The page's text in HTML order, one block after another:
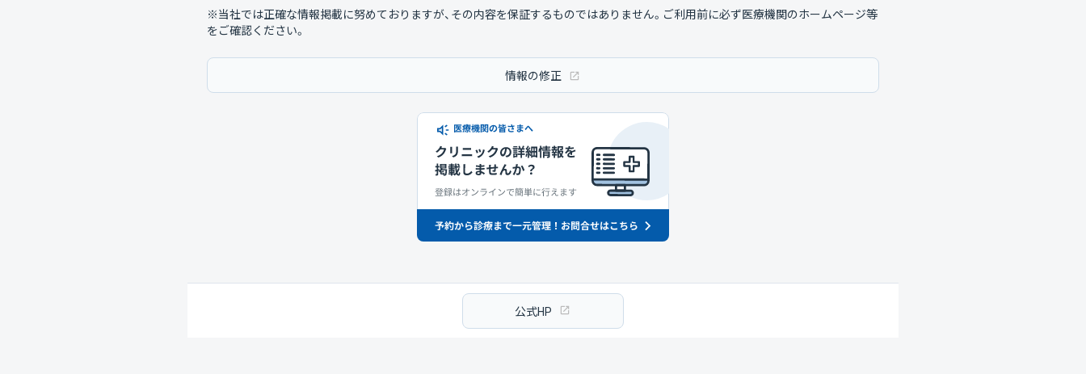
※当社では正確な情報掲載に努めておりますが、その内容を保証するものではありません。ご利用前に必ず医療機関のホームページ等
をご確認ください。
情報の修正
公式HP